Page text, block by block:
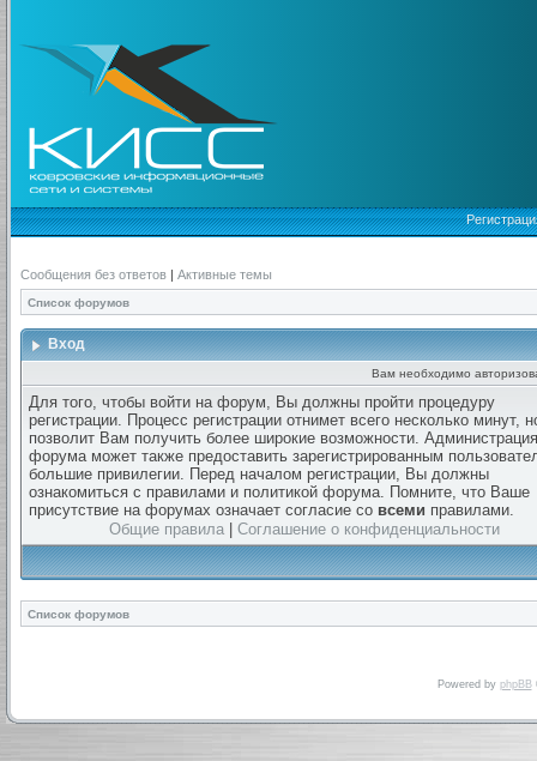
Сообщения без ответов | Активные темы
Список форумов
Вход
Вам необходимо
Для того, чтобы войти на форум, Вы должны пройти процедуру
регистрации. Процесс регистрации отнимет всего несколько минут,
позволит Вам получить более широкие возможности. Администрация
форума может также предоставить зарегистрированным
большие привилегии. Перед началом регистрации, Вы должны
ознакомиться с правилами и политикой форума. Помните, что Ваше
присутствие на форумах означает согласие со всеми правилами.
Общие правила
Соглашение о конфиденциальности
Список форумов
Powered by phpBB